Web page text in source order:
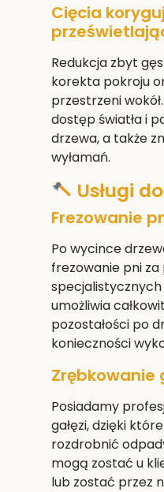
Cięcia
Redukcja zbyt
korekta pokroju
przestrzeni
dostęp światła i
drzewa, a także
wyłamań.
Usługi
Frezowanie
Po wycince
frezowanie pni
specjalistycznych
umożliwia
pozostałości po
konieczności
Zrębkowanie
Posiadamy
gałęzi, dzięki
rozdrobnić
mogą zostać u
lub zostać przez